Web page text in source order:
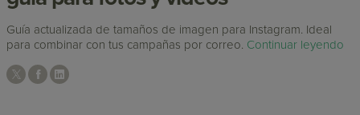
Guía actualizada de tamaños de imagen para Instagram. Ideal
para combinar con tus campañas por correo. Continuar leyendo